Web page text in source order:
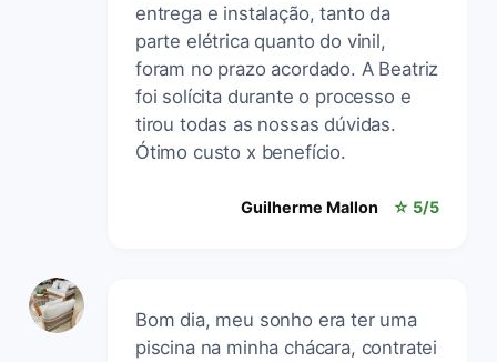
entrega e instalação, tanto da
parte elétrica quanto do vinil,
foram no prazo acordado. A Beatriz
foi solícita durante o processo e
tirou todas as nossas dúvidas.
Ótimo custo x benefício.
Guilherme Mallon ☆ 5/5
Bom dia, meu sonho era ter uma
piscina na minha chácara, contratei